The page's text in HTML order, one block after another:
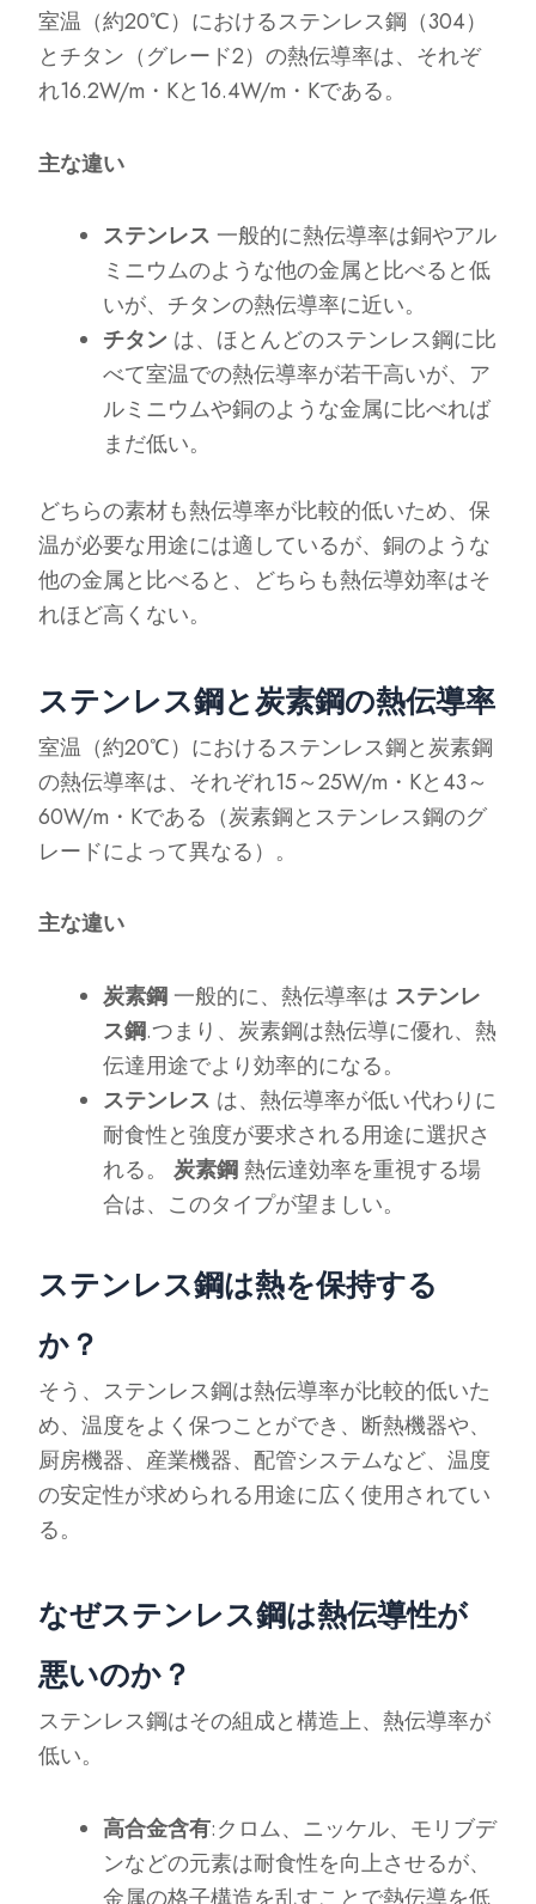
室温（約20℃）におけるステンレス鋼（304）
とチタン（グレード2）の熱伝導率は、それぞ
れ16.2W/m・Kと16.4W/m・Kである。
主な違い
ステンレス 一般的に熱伝導率は銅やアル
ミニウムのような他の金属と比べると低
いが、チタンの熱伝導率に近い。
チタン は、ほとんどのステンレス鋼に比
べて室温での熱伝導率が若干高いが、ア
ルミニウムや銅のような金属に比べれば
まだ低い。
どちらの素材も熱伝導率が比較的低いため、保
温が必要な用途には適しているが、銅のような
他の金属と比べると、どちらも熱伝導効率はそ
れほど高くない。
ステンレス鋼と炭素鋼の熱伝導率
室温（約20℃）におけるステンレス鋼と炭素鋼
の熱伝導率は、それぞれ15～25W/m・Kと43～
60W/m・Kである（炭素鋼とステンレス鋼のグ
レードによって異なる）。
主な違い
炭素鋼 一般的に、熱伝導率は ステンレ
ス鋼.つまり、炭素鋼は熱伝導に優れ、熱
伝達用途でより効率的になる。
ステンレス は、熱伝導率が低い代わりに
耐食性と強度が要求される用途に選択さ
れる。炭素鋼熱伝達効率を重視する場
合は、このタイプが望ましい。
ステンレス鋼は熱を保持する
か？
そう、ステンレス鋼は熱伝導率が比較的低いた
め、温度をよく保つことができ、断熱機器や、
厨房機器、産業機器、配管システムなど、温度
の安定性が求められる用途に広く使用されてい
る。
なぜステンレス鋼は熱伝導性が
悪いのか？
ステンレス鋼はその組成と構造上、熱伝導率が
低い。
高合金含有:クロム、ニッケル、モリブデ
ンなどの元素は耐食性を向上させるが、
金属の格子構造を乱すことで熱伝導を低